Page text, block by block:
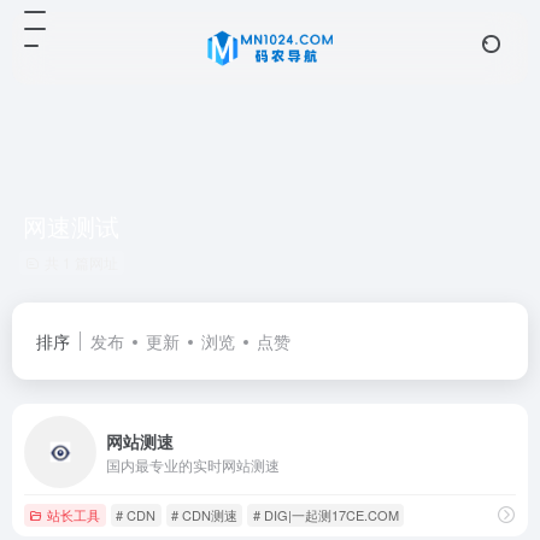
排序 发布 更新 浏览 点赞
网站测速
国内最专业的实时网站测速
站长工具 # CDN # CDN测速 # DIG|一起测17CE.COM